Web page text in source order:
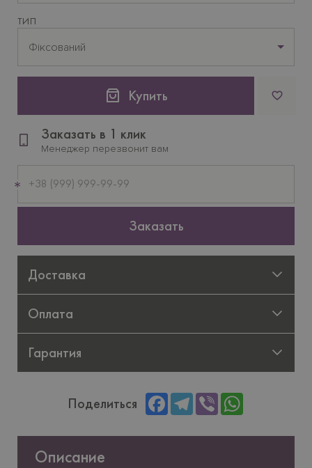
ТИП
Фіксований
Купить
Заказать в 1 клик
Менеджер перезвонит вам
телефон
Заказать
Доставка
Оплата
Гарантия
Поделиться FacebookTelegram
Viber
Описание